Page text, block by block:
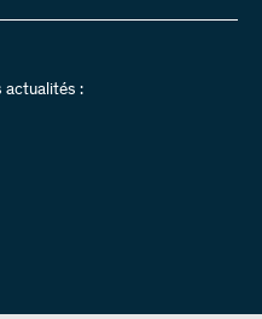
sur les projets de
le FNS :
actualités :